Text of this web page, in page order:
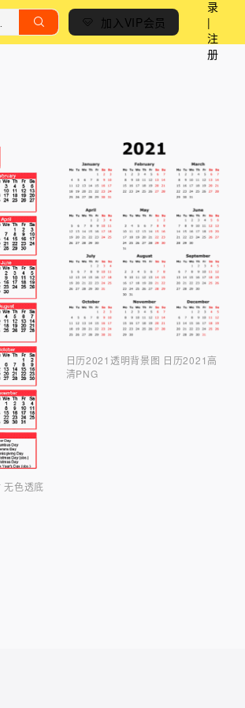
加入VIP会员
录
|
注
册
无色透底
日历2021透明背景图 日历2021高
清PNG